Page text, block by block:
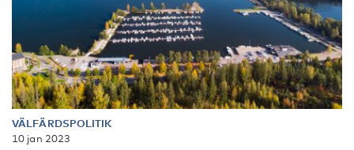
VÄLFÄRDSPOLITIK
10 jan 2023